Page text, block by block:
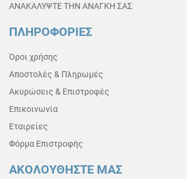
ΑΝΑΚΑΛΥΨΤΕ ΤΗΝ ΑΝΑΓΚΗ ΣΑΣ
ΠΛΗΡΟΦΟΡΙΕΣ
Όροι χρήσης
Αποστολές & Πληρωμές
Ακυρώσεις & Επιστροφές
Επικοινωνία
Εταιρείες
Φόρμα Επιστροφής
ΑΚΟΛΟΥΘΗΣΤΕ ΜΑΣ